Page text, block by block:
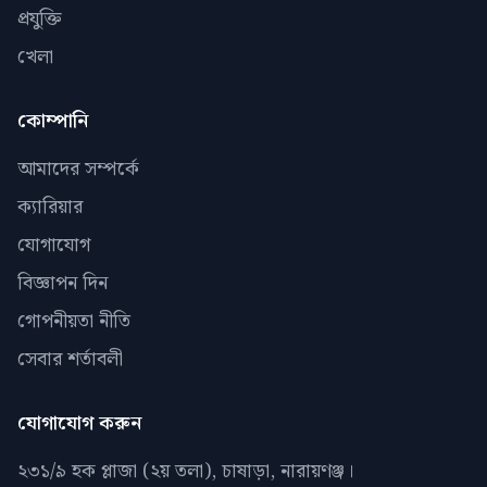
প্রযুক্তি
খেলা
কোম্পানি
আমাদের সম্পর্কে
ক্যারিয়ার
যোগাযোগ
বিজ্ঞাপন দিন
গোপনীয়তা নীতি
সেবার শর্তাবলী
যোগাযোগ করুন
২৩১/৯ হক প্লাজা (২য় তলা), চাষাড়া, নারায়ণঞ্জ।